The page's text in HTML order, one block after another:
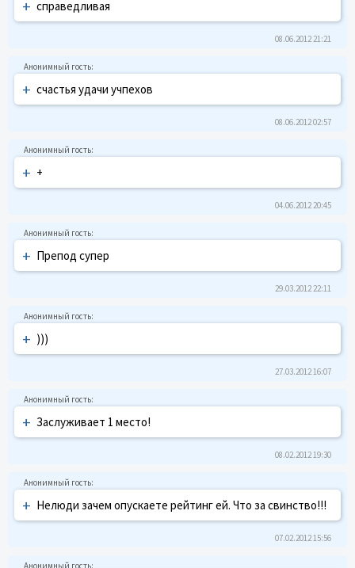
+ справедливая
08.06.2012 21:21
+ счастья удачи учпехов
08.06.2012 02:57
+ +
04.06.2012 20:45
+ Препод супер
29.03.2012 22:11
+ )))
27.03.2012 16:07
+ Заслуживает 1 место!
08.02.2012 19:30
+ Нелюди зачем опускаете рейтинг ей. Что за свинство!!!
07.02.2012 15:56